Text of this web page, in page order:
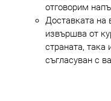
отговорим
Доставката на
извършва от
страната, така
съгласуван с